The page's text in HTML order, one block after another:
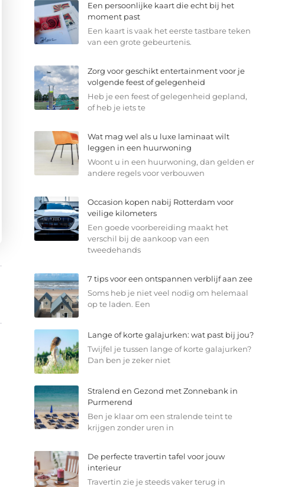
Een persoonlijke kaart die echt bij het
moment past
Een kaart is vaak het eerste tastbare teken
van een grote gebeurtenis.
Zorg voor geschikt entertainment voor je
volgende feest of gelegenheid
Heb je een feest of gelegenheid gepland,
of heb je iets te
Wat mag wel als u luxe laminaat wilt
leggen in een huurwoning
Woont u in een huurwoning, dan gelden er
andere regels voor verbouwen
Occasion kopen nabij Rotterdam voor
veilige kilometers
Een goede voorbereiding maakt het
verschil bij de aankoop van een
tweedehands
7 tips voor een ontspannen verblijf aan zee
Soms heb je niet veel nodig om helemaal
op te laden. Een
Lange of korte galajurken: wat past bij jou?
Twijfel je tussen lange of korte galajurken?
Dan ben je zeker niet
Stralend en Gezond met Zonnebank in
Purmerend
Ben je klaar om een stralende teint te
krijgen zonder uren in
De perfecte travertin tafel voor jouw
interieur
Travertin zie je steeds vaker terug in